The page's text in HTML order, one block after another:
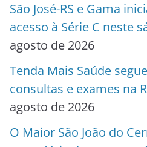
São José-RS e Gama
acesso à Série C neste
agosto de 2026
Tenda Mais Saúde
consultas e exames na
agosto de 2026
O Maior São João do